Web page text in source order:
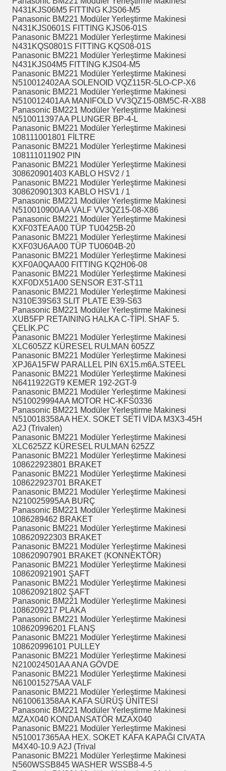
N431KJS06M5 FITTING KJS06-M5
Panasonic BM221 Modüler Yerleştirme Makinesi
N431KJS0601S FITTING KJS06-01S
Panasonic BM221 Modüler Yerleştirme Makinesi
N431KQS0801S FITTING KQS08-01S
Panasonic BM221 Modüler Yerleştirme Makinesi
N431KJS04M5 FITTING KJS04-M5
Panasonic BM221 Modüler Yerleştirme Makinesi
N510012402AA SOLENOID VQZ115R-5LO-CP-X6
Panasonic BM221 Modüler Yerleştirme Makinesi
N510012401AA MANIFOLD VV3QZ15-08M5C-R-X88
Panasonic BM221 Modüler Yerleştirme Makinesi
N510011397AA PLUNGER BP-4-L
Panasonic BM221 Modüler Yerleştirme Makinesi
108111001801 FİLTRE
Panasonic BM221 Modüler Yerleştirme Makinesi
108111011902 PIN
Panasonic BM221 Modüler Yerleştirme Makinesi
308620901403 KABLO HSV2 / 1
Panasonic BM221 Modüler Yerleştirme Makinesi
308620901303 KABLO HSV1 / 1
Panasonic BM221 Modüler Yerleştirme Makinesi
N510010900AA VALF VV3QZ15-08-X86
Panasonic BM221 Modüler Yerleştirme Makinesi
KXF03TEAA00 TÜP TU0425B-20
Panasonic BM221 Modüler Yerleştirme Makinesi
KXF03U6AA00 TÜP TU0604B-20
Panasonic BM221 Modüler Yerleştirme Makinesi
KXF0A0QAA00 FITTING KQ2H06-08
Panasonic BM221 Modüler Yerleştirme Makinesi
KXF0DX51A00 SENSOR E3T-ST11
Panasonic BM221 Modüler Yerleştirme Makinesi
N310E39S63 SLIT PLATE E39-S63
Panasonic BM221 Modüler Yerleştirme Makinesi
XUB5FP RETAINING HALKA C-TİPİ. SHAF 5.
ÇELİK.PC
Panasonic BM221 Modüler Yerleştirme Makinesi
XLC605ZZ KÜRESEL RULMAN 605ZZ
Panasonic BM221 Modüler Yerleştirme Makinesi
XPJ6A15FW PARALLEL PIN 6X15.m6A.STEEL
Panasonic BM221 Modüler Yerleştirme Makinesi
N6411922GT9 KEMER 192-2GT-9
Panasonic BM221 Modüler Yerleştirme Makinesi
N510029994AA MOTOR HC-KFS0336
Panasonic BM221 Modüler Yerleştirme Makinesi
N510018358AA HEX. SOKET SETİ VİDA M3X3-45H
A2J (Trivalen)
Panasonic BM221 Modüler Yerleştirme Makinesi
XLC625ZZ KÜRESEL RULMAN 625ZZ
Panasonic BM221 Modüler Yerleştirme Makinesi
108622923801 BRAKET
Panasonic BM221 Modüler Yerleştirme Makinesi
108622923701 BRAKET
Panasonic BM221 Modüler Yerleştirme Makinesi
N210025995AA BURÇ
Panasonic BM221 Modüler Yerleştirme Makinesi
1086289462 BRAKET
Panasonic BM221 Modüler Yerleştirme Makinesi
108620922303 BRAKET
Panasonic BM221 Modüler Yerleştirme Makinesi
108620907901 BRAKET (KONNEKTÖR)
Panasonic BM221 Modüler Yerleştirme Makinesi
108620921901 ŞAFT
Panasonic BM221 Modüler Yerleştirme Makinesi
108620921802 ŞAFT
Panasonic BM221 Modüler Yerleştirme Makinesi
1086209217 PLAKA
Panasonic BM221 Modüler Yerleştirme Makinesi
108620996201 FLANŞ
Panasonic BM221 Modüler Yerleştirme Makinesi
108620996101 PULLEY
Panasonic BM221 Modüler Yerleştirme Makinesi
N210024501AA ANA GÖVDE
Panasonic BM221 Modüler Yerleştirme Makinesi
N610015275AA VALF
Panasonic BM221 Modüler Yerleştirme Makinesi
N610061358AA KAFA SÜRÜŞ ÜNİTESİ
Panasonic BM221 Modüler Yerleştirme Makinesi
MZAX040 KONDANSATÖR MZAX040
Panasonic BM221 Modüler Yerleştirme Makinesi
N510017365AA HEX. SOKET KAFA KAPAĞI CIVATA
M4X40-10.9 A2J (Trival
Panasonic BM221 Modüler Yerleştirme Makinesi
N560WSSB845 WASHER WSSB8-4-5